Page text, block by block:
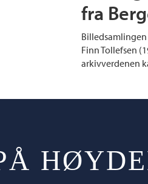
fra
Finn Tollefsen
arkivverdenen